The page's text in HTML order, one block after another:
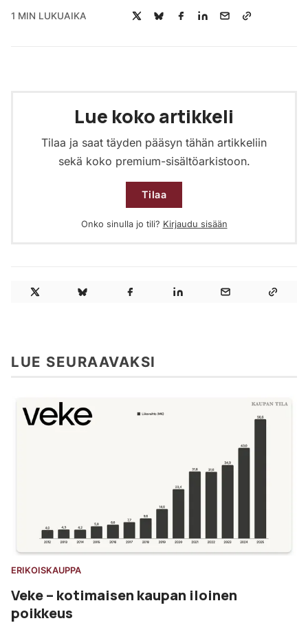
1 MIN LUKUAIKA
Lue koko artikkeli
Tilaa ja saat täyden pääsyn tähän artikkeliin
sekä koko premium-sisältöarkistoon.
Tilaa
Onko sinulla jo tili? Kirjaudu sisään
LUE SEURAAVAKSI
ERIKOISKAUPPA
Veke – kotimaisen kaupan iloinen
poikkeus